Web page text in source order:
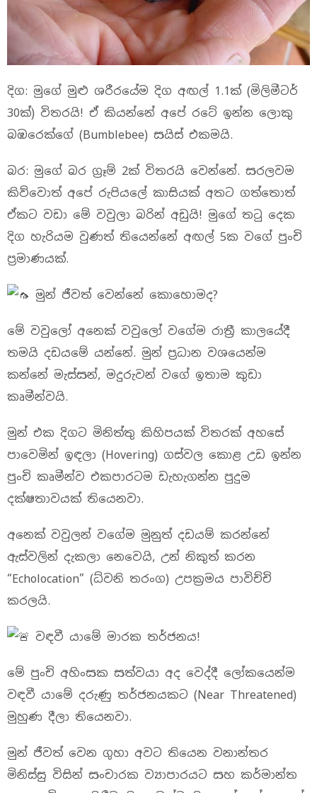
දිග: මුගේ මුළු ශරීරයේම දිග අඟල් 1.1ක් (මිලිමීටර්
30ක්) විතරයි! ඒ කියන්නේ අපේ රටේ ඉන්න ලොකු
බඹරෙක්ගේ (Bumblebee) සයිස් එකමයි.
බර: මුගේ බර ග්‍රෑම් 2ක් විතරයි වෙන්නේ. සරලවම
කිව්වොත් අපේ රුපියලේ කාසියක් අතට ගත්තොත්
ඒකට වඩා මේ වවුලා බරින් අඩුයි! මුගේ තටු දෙක
දිග හැරියම වුණත් තියෙන්නේ අඟල් 5ක වගේ පුංචි
ප්‍රමාණයක්.
මුන් ජීවත් වෙන්නේ කොහොමද?
මේ වවුලෝ අනෙක් වවුලෝ වගේම රාත්‍රී කාලයේදී
තමයි දඩයමේ යන්නේ. මුන් ප්‍රධාන වශයෙන්ම
කන්නේ මැස්සන්, මදුරුවන් වගේ ඉතාම කුඩා
කෘමීන්වයි.
මුන් එක දිගට මිනිත්තු කිහිපයක් විතරක් අහසේ
පාවෙමින් ඉඳලා (Hovering) ගස්වල කොළ උඩ ඉන්න
පුංචි කෘමීන්ව එකපාරටම ඩැහැගන්න පුදුම
දක්ෂතාවයක් තියෙනවා.
අනෙක් වවුලන් වගේම මුනුත් දඩයම් කරන්නේ
ඇස්වලින් දැකලා නෙවෙයි, උන් නිකුත් කරන
“Echolocation” (ධ්වනි තරංග) උපක්‍රමය පාවිච්චි
කරලයි.
වඳවී යාමේ මාරක තර්ජනය!
මේ පුංචි අහිංසක සත්වයා අද වෙද්දී ලෝකයෙන්ම
වඳවී යාමේ දරුණු තර්ජනයකට (Near Threatened)
මුහුණ දීලා තියෙනවා.
මුන් ජීවත් වෙන ගුහා අවට තියෙන වනාන්තර
මිනිස්සු විසින් සංචාරක ව්‍යාපාරයට සහ කර්මාන්ත